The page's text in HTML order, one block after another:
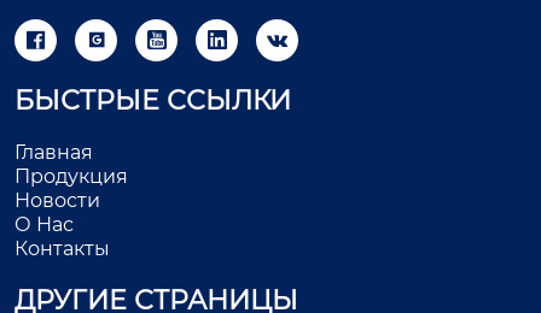
    
БЫСТРЫЕ ССЫЛКИ
Главная
Продукция
Новости
О Нас
Контакты
ДРУГИЕ СТРАНИЦЫ